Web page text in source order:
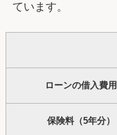
ています。
ローンの借入費用
保険料（5年分）